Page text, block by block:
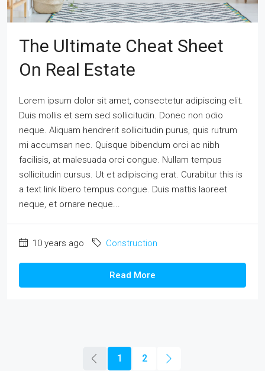
The Ultimate Cheat Sheet
On Real Estate
Lorem ipsum dolor sit amet, consectetur adipiscing elit.
Duis mollis et sem sed sollicitudin. Donec non odio
neque. Aliquam hendrerit sollicitudin purus, quis rutrum
mi accumsan nec. Quisque bibendum orci ac nibh
facilisis, at malesuada orci congue. Nullam tempus
sollicitudin cursus. Ut et adipiscing erat. Curabitur this is
a text link libero tempus congue. Duis mattis laoreet
neque, et ornare neque...
10 years ago Construction
Read More
1 2